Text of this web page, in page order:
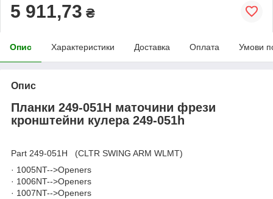
5 911,73 ₴
Опис Характеристики Доставка Оплата Умови
Опис
Планки 249-051Н маточини фрези
кронштейни кулера 249-051h
Part 249-051Н (CLTR SWING ARM WLMT)
· 1005NT-->Openers
· 1006NT-->Openers
· 1007NT-->Openers